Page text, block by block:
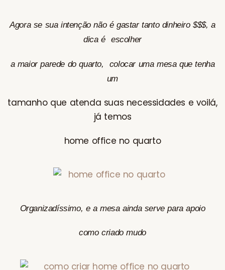
Agora se sua intenção não é gastar tanto dinheiro $$$, a
dica é escolher
a maior parede do quarto, colocar uma mesa que tenha
um
tamanho que atenda suas necessidades e voilá,
já temos
home office no quarto
Organizadíssimo, e a mesa ainda serve para apoio
como criado mudo